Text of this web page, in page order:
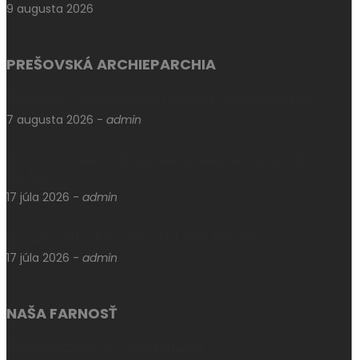
9 augusta 2026
PREŠOVSKÁ ARCHIEPARCHIA
7 augusta 2026 - admin
17 júla 2026 - admin
17 júla 2026 - admin
NAŠA FARNOSŤ